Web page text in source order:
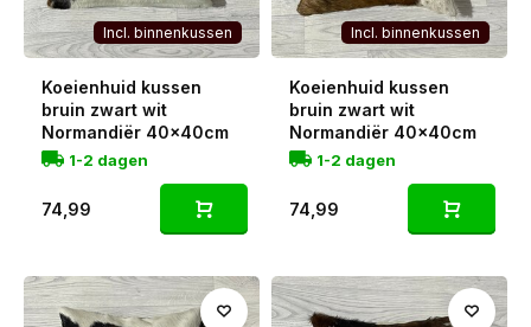
Incl. binnenkussen
Koeienhuid kussen
bruin zwart wit
Normandiër 40x40cm
1-2 dagen
74,99
Incl. binnenkussen
Koeienhuid kussen
bruin zwart wit
Normandiër 40x40cm
1-2 dagen
74,99